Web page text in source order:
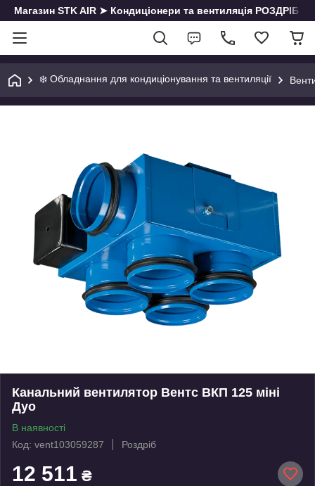
Магазин STK AIR ➤ Кондиціонери та вентиляція РОЗДРІБ
❄️ Обладнання для кондиціонування та вентиляції
Канальний вентилятор Вентс ВКП 125 міні
Дуо
В наявності
Код: vent103059287
Роздріб
12 511 ₴